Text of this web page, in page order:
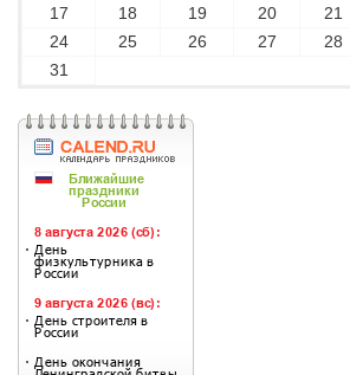
17 18 19 20 21
24
25 26 27 28
31